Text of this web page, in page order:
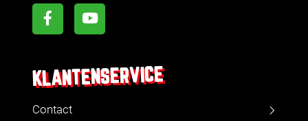
KLANTENSERVICE
Contact